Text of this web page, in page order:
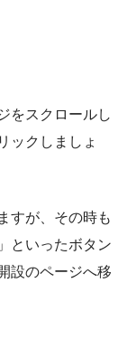
をスクロールし
ックしましょ
すが、その時も
といったボタン
設のページへ移